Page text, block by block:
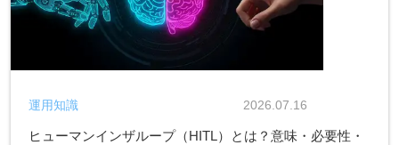
ヒューマンインザループ（HITL）とは？意味・必要性・
2026.07.16
運用知識